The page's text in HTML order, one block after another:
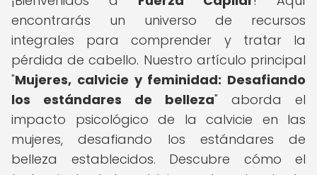
encontrarás un universo de recursos
integrales para comprender y tratar la
pérdida de cabello. Nuestro artículo principal
"Mujeres, calvicie y feminidad: Desafiando
los estándares de belleza" aborda el
impacto psicológico de la calvicie en las
mujeres, desafiando los estándares de
belleza establecidos. Descubre cómo el